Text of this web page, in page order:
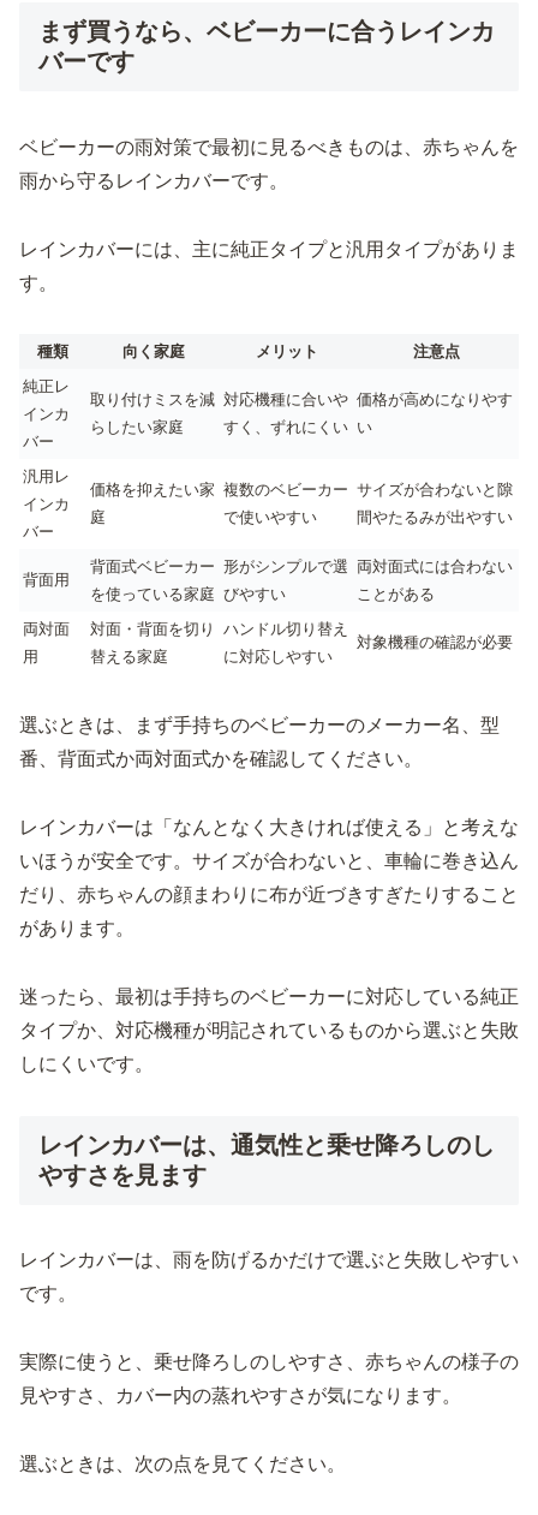
まず買うなら、ベビーカーに合うレインカ
バーです
ベビーカーの雨対策で最初に見るべきものは、赤ちゃんを
雨から守るレインカバーです。
レインカバーには、主に純正タイプと汎用タイプがありま
す。
種類 向く家庭 メリット
注意点
純正レ
インカ
バー
取り付けミスを減
らしたい家庭
対応機種に合いや
すく、ずれにくい
価格が高めになりやす
い
汎用レ
インカ
バー
価格を抑えたい家
庭
複数のベビーカー
で使いやすい
サイズが合わないと隙
間やたるみが出やすい
背面用
背面式ベビーカー
を使っている家庭
形がシンプルで選
びやすい
両対面式には合わない
ことがある
両対面
用
対面・背面を切り
替える家庭
ハンドル切り替え
に対応しやすい
対象機種の確認が必要
選ぶときは、まず手持ちのベビーカーのメーカー名、型
番、背面式か両対面式かを確認してください。
レインカバーは「なんとなく大きければ使える」と考えな
いほうが安全です。サイズが合わないと、車輪に巻き込ん
だり、赤ちゃんの顔まわりに布が近づきすぎたりすること
があります。
迷ったら、最初は手持ちのベビーカーに対応している純正
タイプか、対応機種が明記されているものから選ぶと失敗
しにくいです。
レインカバーは、通気性と乗せ降ろしのし
やすさを見ます
レインカバーは、雨を防げるかだけで選ぶと失敗しやすい
です。
実際に使うと、乗せ降ろしのしやすさ、赤ちゃんの様子の
見やすさ、カバー内の蒸れやすさが気になります。
選ぶときは、次の点を見てください。